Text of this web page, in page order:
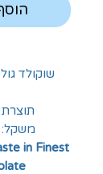
שוקולד
תוצרת Callebaut בלגיה
משקל: 0.5 ק"ג בשקילה
in Finest